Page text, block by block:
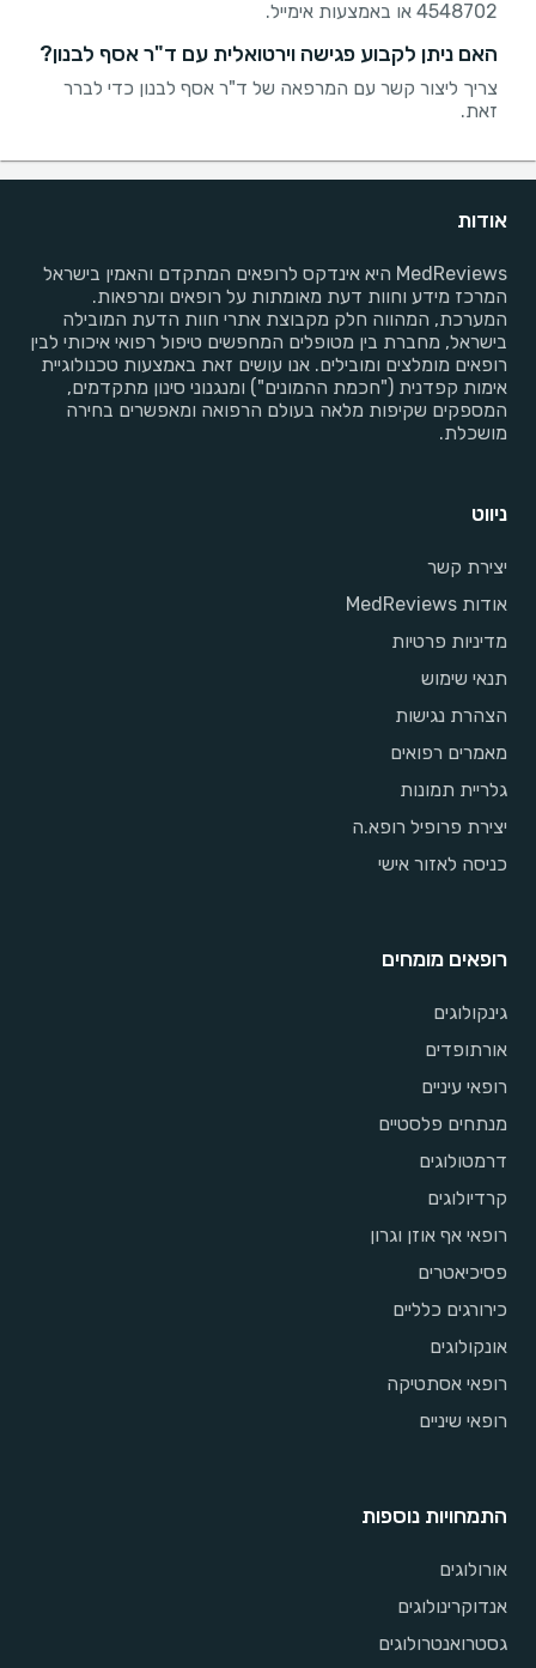
4548702 או באמצעות אימייל.
האם ניתן לקבוע פגישה וירטואלית עם ד"ר אסף לבנון?
צריך ליצור קשר עם המרפאה של ד"ר אסף לבנון כדי לברר
זאת.
אודות
MedReviews היא אינדקס לרופאים המתקדם והאמין בישראל
המרכז מידע וחוות דעת מאומתות על רופאים ומרפאות.
המערכת, המהווה חלק מקבוצת אתרי חוות הדעת המובילה
בישראל, מחברת בין מטופלים המחפשים טיפול רפואי איכותי לבין
רופאים מומלצים ומובילים. אנו עושים זאת באמצעות טכנולוגיית
אימות קפדנית ("חכמת ההמונים") ומנגנוני סינון מתקדמים,
המספקים שקיפות מלאה בעולם הרפואה ומאפשרים בחירה
מושכלת.
ניווט
יצירת קשר
אודות MedReviews
מדיניות פרטיות
תנאי שימוש
הצהרת נגישות
מאמרים רפואים
גלריית תמונות
יצירת פרופיל רופא.ה
כניסה לאזור אישי
רופאים מומחים
גינקולוגים
אורתופדים
רופאי עיניים
מנתחים פלסטיים
דרמטולוגים
קרדיולוגים
רופאי אף אוזן וגרון
פסיכיאטרים
כירורגים כלליים
אונקולוגים
רופאי אסתטיקה
רופאי שיניים
התמחויות נוספות
אורולוגים
אנדוקרינולוגים
גסטרואנטרולוגים